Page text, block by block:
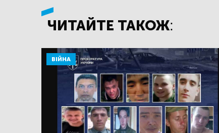
ЧИТАЙТЕ ТАКОЖ:
ВІЙНА